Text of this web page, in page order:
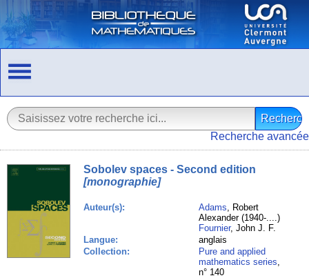
Recherche avancée
Sobolev spaces - Second edition
[monographie]
Auteur(s): Adams, Robert
Alexander (1940-....)
Fournier, John J. F.
Langue:
anglais
Collection:
Pure and applied
mathematics series,
n° 140